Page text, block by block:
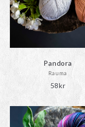
Pandora
Rauma
58kr